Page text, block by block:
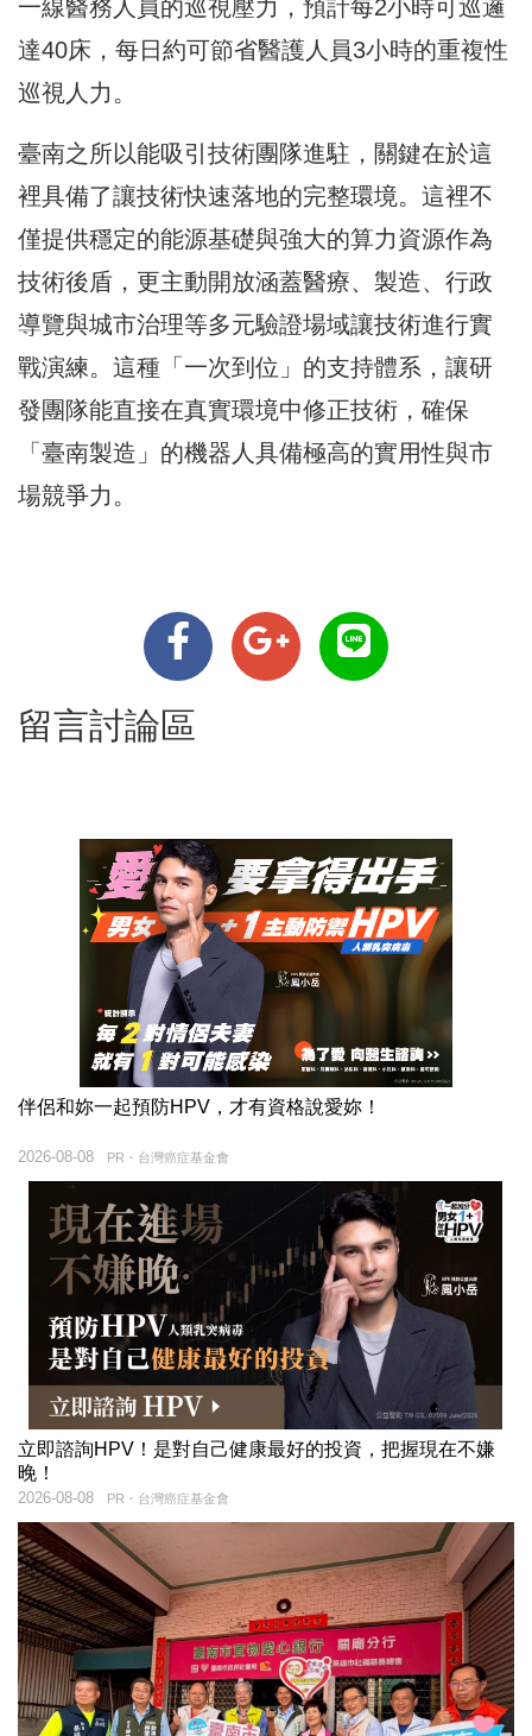
一線醫務人員的巡視壓力，預計每2小時可巡邏
達40床，每日約可節省醫護人員3小時的重複性
巡視人力。
臺南之所以能吸引技術團隊進駐，關鍵在於這
裡具備了讓技術快速落地的完整環境。這裡不
僅提供穩定的能源基礎與強大的算力資源作為
技術後盾，更主動開放涵蓋醫療、製造、行政
導覽與城市治理等多元驗證場域讓技術進行實
戰演練。這種「一次到位」的支持體系，讓研
發團隊能直接在真實環境中修正技術，確保
「臺南製造」的機器人具備極高的實用性與市
場競爭力。
留言討論區
伴侶和妳一起預防HPV，才有資格說愛妳！
PR・台灣癌症基金會
2026-08-08
立即諮詢HPV！是對自己健康最好的投資，把握現在不嫌
晚！
PR・台灣癌症基金會
2026-08-08